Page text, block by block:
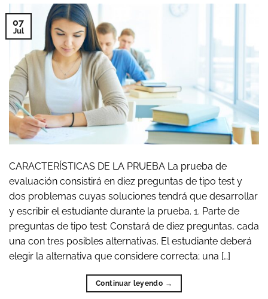
07
Jul
CARACTERÍSTICAS DE LA PRUEBA La prueba de
evaluación consistirá en diez preguntas de tipo test y
dos problemas cuyas soluciones tendrá que desarrollar
y escribir el estudiante durante la prueba. 1. Parte de
preguntas de tipo test: Constará de diez preguntas, cada
una con tres posibles alternativas. El estudiante deberá
elegir la alternativa que considere correcta; una […]
Continuar leyendo →